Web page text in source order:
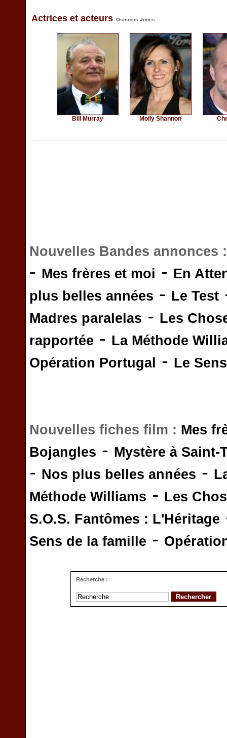
Actrices et acteurs Osmosis Jones
Bill Murray Molly Shannon
Nouvelles Bandes annonces
- Mes frères et moi - En
plus belles années - Le Test
Madres paralelas - Les
rapportée - La Méthode
Opération Portugal
- Le
Nouvelles fiches film : Mes
Bojangles - Mystère à Saint-
- Nos plus belles années -
Méthode Williams - Les
S.O.S. Fantômes : L'Héritage
Sens de la famille -
Recherche :